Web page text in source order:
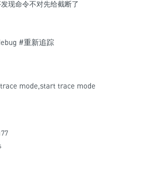
现命令不对先给截断了
#重新追踪
mode,start trace mode